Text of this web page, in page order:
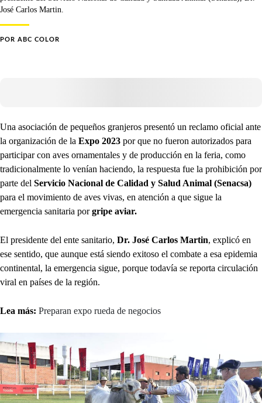
José Carlos Martin.
POR ABC COLOR
Una asociación de pequeños granjeros presentó un reclamo oficial ante
la organización de la Expo 2023 por que no fueron autorizados para
participar con aves ornamentales y de producción en la feria, como
tradicionalmente lo venían haciendo, la respuesta fue la prohibición por
parte del Servicio Nacional de Calidad y Salud Animal (Senacsa)
para el movimiento de aves vivas, en atención a que sigue la
emergencia sanitaria porgripe aviar.
El presidente del ente sanitario, Dr. José Carlos Martin, explicó en
ese sentido, que aunque está siendo exitoso el combate a esa epidemia
continental, la emergencia sigue, porque todavía se reporta circulación
viral en países de la región.
Lea más: Preparan expo rueda de negocios